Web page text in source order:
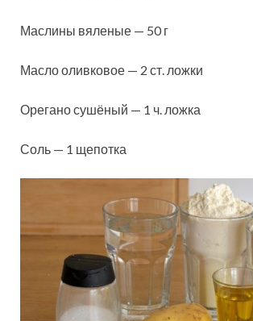
Маслины вяленые — 50 г
Масло оливковое — 2 ст. ложки
Орегано сушёный — 1 ч. ложка
Соль — 1 щепотка